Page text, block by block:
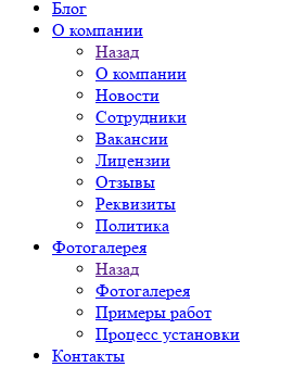
Блог
О компании
Назад
О компании
Новости
Сотрудники
Вакансии
Лицензии
Отзывы
Реквизиты
Политика
Фотогалерея
Назад
Фотогалерея
Примеры работ
Процесс установки
Контакты